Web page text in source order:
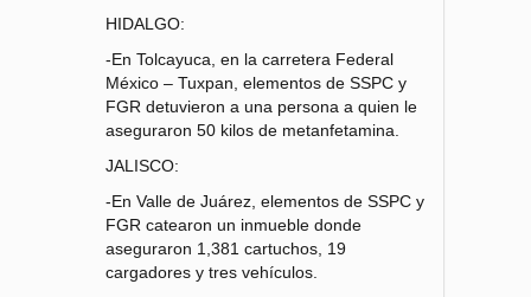
HIDALGO:
-En Tolcayuca, en la carretera Federal
México – Tuxpan, elementos de SSPC y
FGR detuvieron a una persona a quien le
aseguraron 50 kilos de metanfetamina.
JALISCO:
-En Valle de Juárez, elementos de SSPC y
FGR catearon un inmueble donde
aseguraron 1,381 cartuchos, 19
cargadores y tres vehículos.